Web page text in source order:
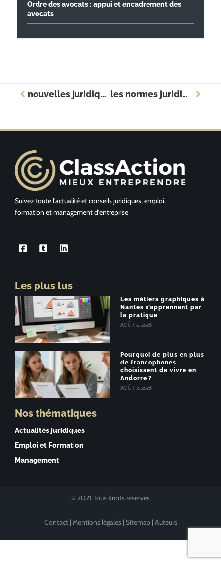
Ordre des avocats : appui et encadrement des
avocats
nouvelles juridiques : ce que chaque entreprise doit savoir chaque mois les normes juridiques actuelles qui bouleversent le monde de l’entreprise
Suivez toute l’actualité et conseils juridiques, emploi,
formation et management d’entreprise
Les plus lus
Les métiers graphiques à
Nantes s’apprennent par
la pratique
AOÛT 5, 2026
Pourquoi de plus en plus
de francophones
choisissent de vivre en
Andorre ?
AOÛT 3, 2026
Nos thématiques
Actualités juridiques
Emploi et Formation
Management
© 2021 Tous droits réservés
Contact|Mentions légales| Sitemap|Auteurs